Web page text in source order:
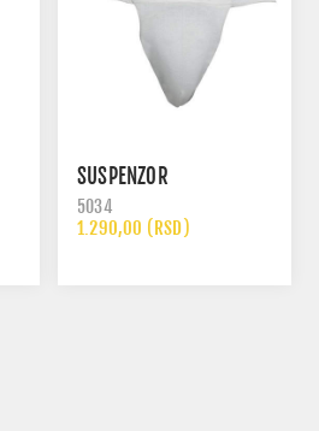
SUSPENZOR
5034
1.290,00 (RSD)